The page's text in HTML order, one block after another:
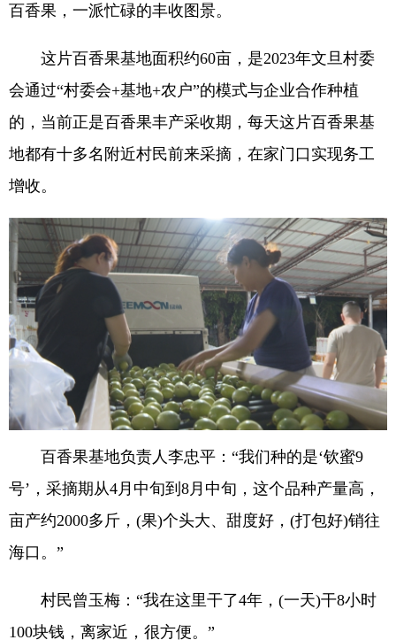
百香果，一派忙碌的丰收图景。
这片百香果基地面积约60亩，是2023年文旦村委
会通过“村委会+基地+农户”的模式与企业合作种植
的，当前正是百香果丰产采收期，每天这片百香果基
地都有十多名附近村民前来采摘，在家门口实现务工
增收。
百香果基地负责人李忠平：“我们种的是‘钦蜜9
号’，采摘期从4月中旬到8月中旬，这个品种产量高，
亩产约2000多斤，(果)个头大、甜度好，(打包好)销往
海口。”
村民曾玉梅：“我在这里干了4年，(一天)干8小时
100块钱，离家近，很方便。”